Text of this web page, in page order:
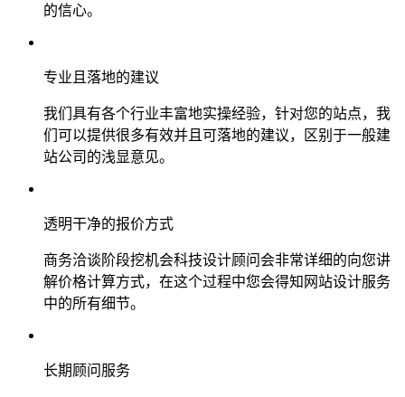
的信心。
专业且落地的建议
我们具有各个行业丰富地实操经验，针对您的站点，我
们可以提供很多有效并且可落地的建议，区别于一般建
站公司的浅显意见。
透明干净的报价方式
商务洽谈阶段挖机会科技设计顾问会非常详细的向您讲
解价格计算方式，在这个过程中您会得知网站设计服务
中的所有细节。
长期顾问服务